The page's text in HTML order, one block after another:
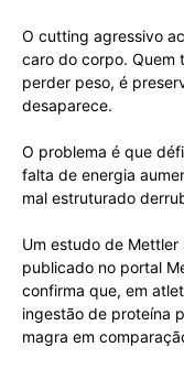
O cutting agressivo
caro do corpo. Quem
perder peso, é
desaparece.
O problema é que
falta de energia
mal estruturado
Um estudo de Mettler
publicado no portal
confirma que, em
ingestão de proteína
magra em